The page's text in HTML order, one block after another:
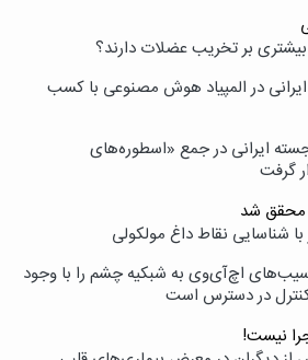
بیشتری بر تخریب عضلات دارند؟
در المپیاد هوش مصنوعی با کسب
ایرانی در جمع «اسطوره‌های
گرفت
محقق شد
شناسایی نقاط داغ مولکولی
اچ‌آی‌وی به شبکیه چشم را با وجود
کنترل در دسترس است
نیست!